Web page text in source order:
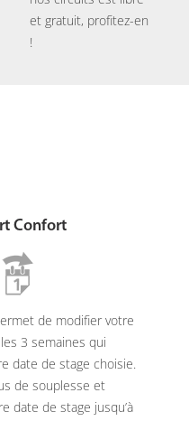
et gratuit, profitez-en
!
Confort
de modifier votre
3 semaines qui
date de stage choisie.
de souplesse et
date de stage jusqu’à